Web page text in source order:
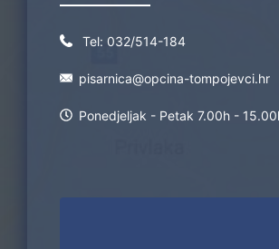
Tel: 032/514-184
pisarnica@opcina-tompojevci.hr
Ponedjeljak - Petak 7.00h -